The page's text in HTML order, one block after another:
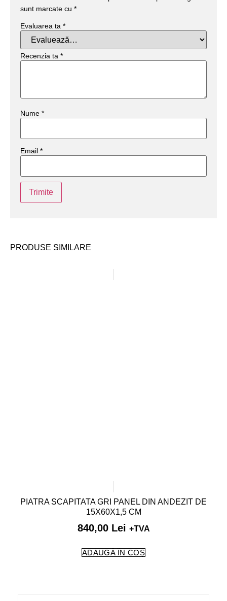
PRODUSE SIMILARE
PIATRA SCAPITATA GRI PANEL DIN ANDEZIT DE
15X60X1,5 CM
840,00 Lei +TVA
ADAUGĂ ÎN COȘ
sunt marcate cu *
Evaluarea ta *
Recenzia ta *
Nume *
Email *